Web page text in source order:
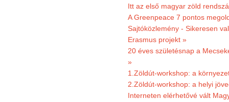
Itt az első magyar zöld
A Greenpeace 7 pontos
Sajtóközlemény - Sikeresen
Erasmus projekt »
20 éves születésnap a
»
1.Zöldút-workshop: a
2.Zöldút-workshop: a helyi
Interneten elérhetővé vált